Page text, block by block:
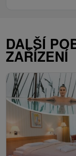
DALŠÍ
ZAŘÍZENÍ